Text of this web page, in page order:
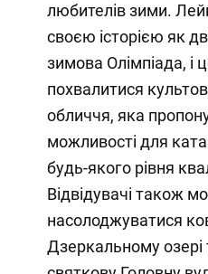
любителів зими.
своєю історією як
зимова Олімпіада, і
похвалитися
обличчя, яка
можливості для
будь-якого рівня
Відвідувачі також
насолоджуватися
Дзеркальному озері